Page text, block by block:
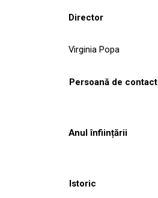
Director
Virginia Popa
Persoană de contact
Anul înființării
Istoric